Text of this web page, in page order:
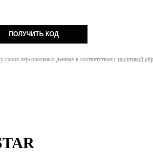
ПОЛУЧИТЬ КОД
персональных данных в соответствии с политикой